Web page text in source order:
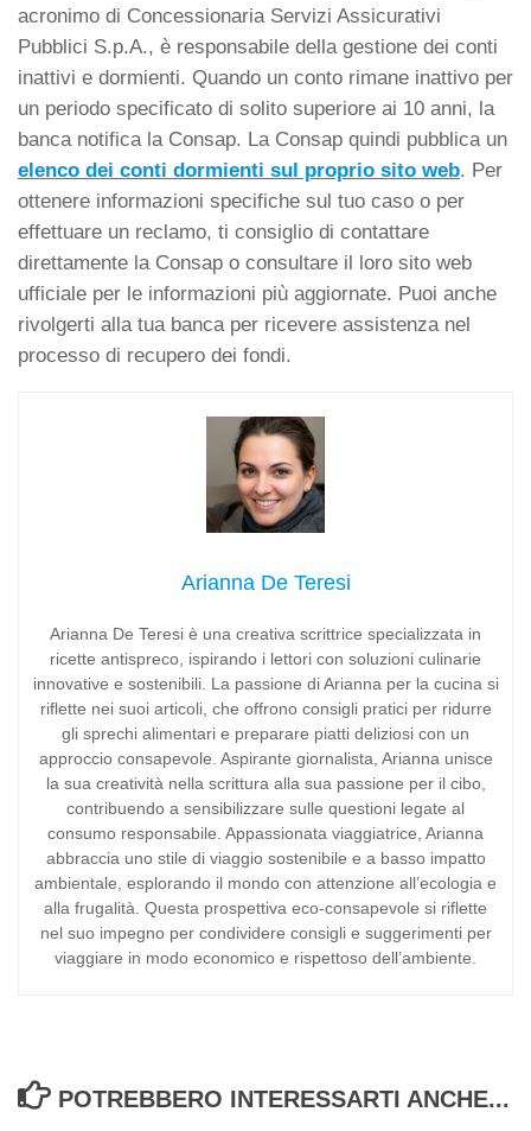
acronimo di Concessionaria Servizi Assicurativi
Pubblici S.p.A., è responsabile della gestione dei conti
inattivi e dormienti. Quando un conto rimane inattivo per
un periodo specificato di solito superiore ai 10 anni, la
banca notifica la Consap. La Consap quindi pubblica un
elenco dei conti dormienti sul proprio sito web. Per
ottenere informazioni specifiche sul tuo caso o per
effettuare un reclamo, ti consiglio di contattare
direttamente la Consap o consultare il loro sito web
ufficiale per le informazioni più aggiornate. Puoi anche
rivolgerti alla tua banca per ricevere assistenza nel
processo di recupero dei fondi.
Arianna De Teresi
Arianna De Teresi è una creativa scrittrice specializzata in
ricette antispreco, ispirando i lettori con soluzioni culinarie
innovative e sostenibili. La passione di Arianna per la cucina si
riflette nei suoi articoli, che offrono consigli pratici per ridurre
gli sprechi alimentari e preparare piatti deliziosi con un
approccio consapevole. Aspirante giornalista, Arianna unisce
la sua creatività nella scrittura alla sua passione per il cibo,
contribuendo a sensibilizzare sulle questioni legate al
consumo responsabile. Appassionata viaggiatrice, Arianna
abbraccia uno stile di viaggio sostenibile e a basso impatto
ambientale, esplorando il mondo con attenzione all’ecologia e
alla frugalità. Questa prospettiva eco-consapevole si riflette
nel suo impegno per condividere consigli e suggerimenti per
viaggiare in modo economico e rispettoso dell’ambiente.
POTREBBERO INTERESSARTI ANCHE...